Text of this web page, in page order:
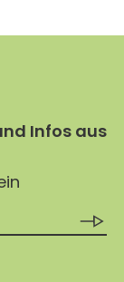
Infos aus